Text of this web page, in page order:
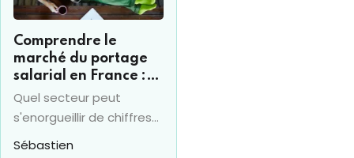
Comprendre le
marché du portage
salarial en France :
chiffres clés et
évolutions récentes
Quel secteur peut
s'enorgueillir de chiffres
de croissance de 20%
Sébastien